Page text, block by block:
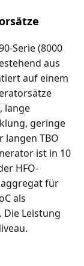
Serie (8000
aus
auf einem
lange
geringe
langen TBO
ist in 10
HFO-
für
als
Leistung